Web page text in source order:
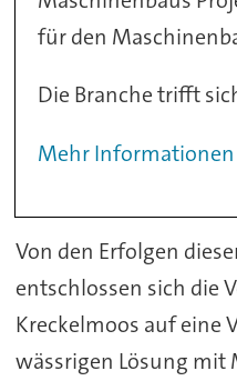
für den
Die Branche trifft
Mehr
Von den Erfolgen
entschlossen sich die
Kreckelmoos auf eine
wässrigen Lösung mit